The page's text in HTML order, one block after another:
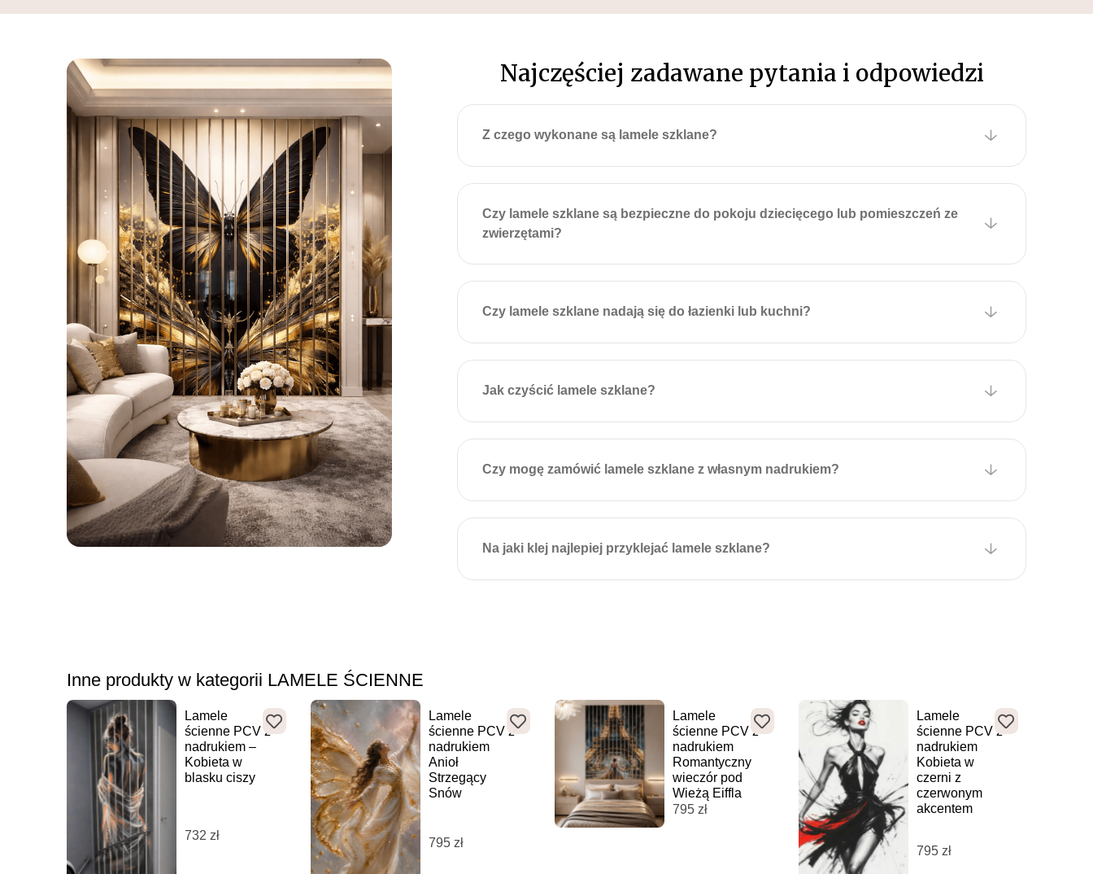
Najczęściej zadawane pytania i odpowiedzi
Z czego wykonane są lamele szklane?
Czy lamele szklane są bezpieczne do pokoju dziecięcego lub pomieszczeń ze
zwierzętami?
Czy lamele szklane nadają się do łazienki lub kuchni?
Jak czyścić lamele szklane?
Czy mogę zamówić lamele szklane z własnym nadrukiem?
Na jaki klej najlepiej przyklejać lamele szklane?
Inne produkty w kategorii LAMELE ŚCIENNE
Lamele
ścienne PCV z
nadrukiem –
Kobieta w
blasku ciszy
732 zł
Lamele
ścienne PCV z
nadrukiem
Anioł
Strzegący
Snów
795 zł
Lamele
ścienne PCV z
nadrukiem
Romantyczny
wieczór pod
Wieżą Eiffla
795 zł
Lamele
ścienne PCV z
nadrukiem
Kobieta w
czerni z
czerwonym
akcentem
795 zł